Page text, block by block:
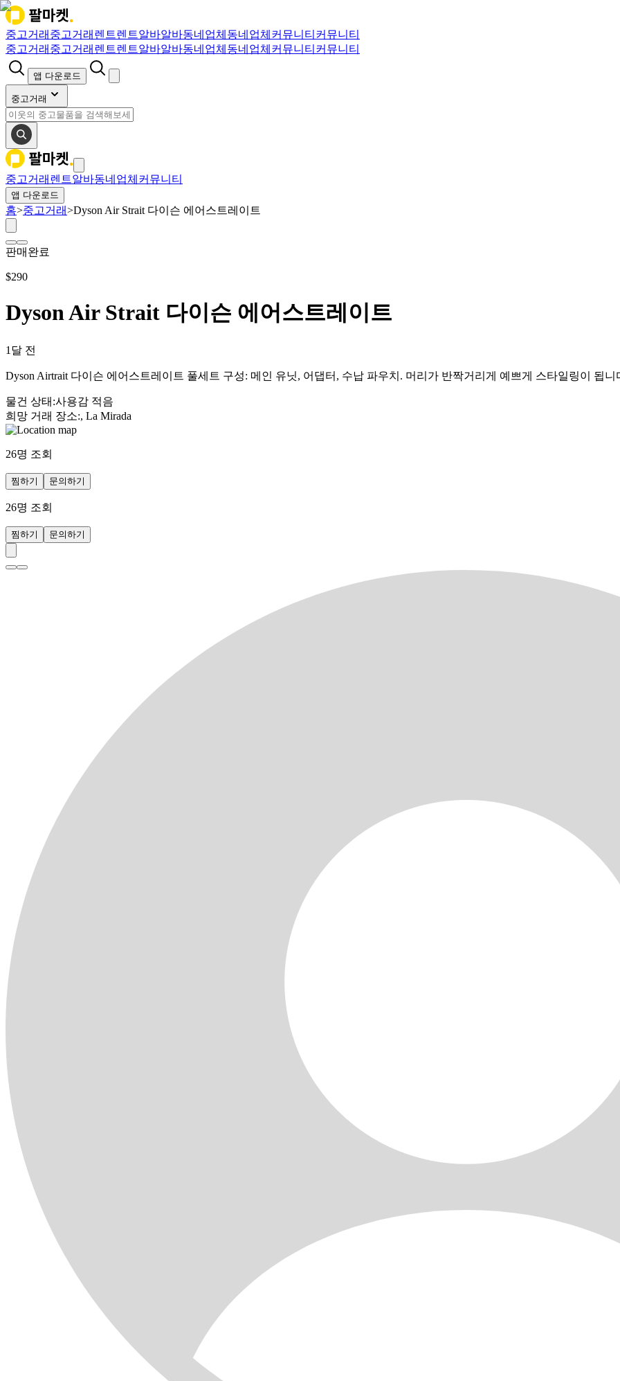
중고거래 중고거래 렌트렌트알바알바동네업체 동네업체 커뮤니티 커뮤니티
중고거래 중고거래 렌트렌트알바알바동네업체 동네업체 커뮤니티 커뮤니티
앱 다운로드
중고거래
중고거래 렌트알바동네업체 커뮤니티
앱 다운로드
홈>중고거래>Dyson Air Strait 다이슨 에어스트레이트
판매완료
$290
Dyson Air Strait 다이슨 에어스트레이트
1달 전
Dyson Airtrait 다이슨 에어스트레이트 풀세트 구성: 메인 유닛, 어댑터, 수납 파우치. 머리가 반짝거리게 예쁘게 스타일링이 됩
물건 상태 :사용감 적음
희망 거래 장소:, La Mirada
26명 조회
찜하기 문의하기
26명 조회
찜하기 문의하기